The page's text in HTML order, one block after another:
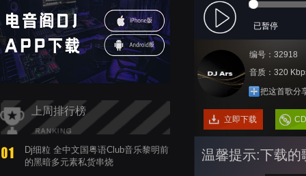
上周排行榜
Dj细粒 全中文国粤语Club音乐黎明前
的黑暗多元素私货串烧
已暂停
编号：32918
音质：320
把这首歌分
立即下载
温馨提示:下载的